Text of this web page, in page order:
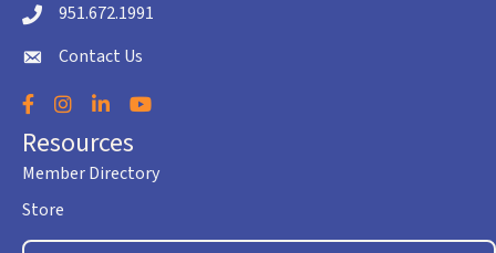
Telephone icon
951.672.1991
envelope icon
Contact Us
Facebook
Instagram
LinkedInYouTube
Resources
Member Directory
Store